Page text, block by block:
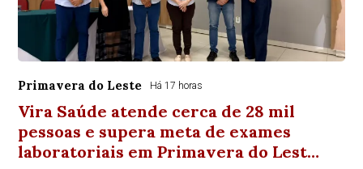
Primavera do Leste Há 17 horas
Vira Saúde atende cerca de 28 mil
pessoas e supera meta de exames
laboratoriais em Primavera do Lest…